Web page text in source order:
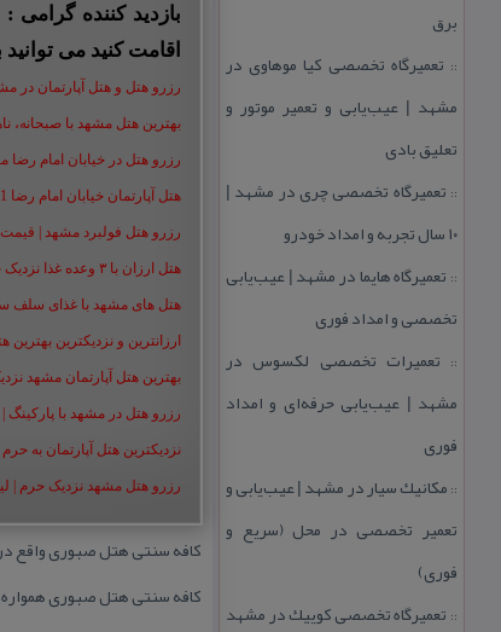
برق
:: تعمیرگاه تخصصی كیا موهاوی در
مشهد | عیب‌یابی و تعمیر موتور و
تعلیق بادی
:: تعمیرگاه تخصصی چری در مشهد |
۱۰ سال تجربه و امداد خودرو
:: تعمیرگاه هایما در مشهد | عیب‌یابی
تخصصی و امداد فوری
:: تعمیرات تخصصی لكسوس در
مشهد | عیب‌یابی حرفه‌ای و امداد
فوری
:: مكانیك سیار در مشهد | عیب‌یابی و
تعمیر تخصصی در محل (سریع و
فوری)
:: تعمیرگاه تخصصی كوییك در مشهد
بازدید کننده
اقامت کنید می
رزرو هتل و هتل آپارتمان در
بهترین هتل مشهد با صبحانه،
رزرو هتل در خیابان امام رضا مشهد | هتل‌
هتل آپارتمان خیابان امام رضا 1، 2، 3، 5،8 ،16 | تا 90 % تخفیف
رزرو هتل فولبرد مشهد | قیمت و
هتل ارزان با ۳ وعده غذا نزدیک حرم امام رضا | رزرو هتل ارزان مشهد+50%
هتل های مشهد با غذای سلف
ارزانترین و نزدیکترین بهترین
بهترین هتل آپارتمان مشهد نزدیک
رزرو هتل در مشهد با پارکینگ |
نزدیکترین هتل آپارتمان به
رزرو هتل مشهد نزدیک حرم |
كافه سنتی هتل صبوری واقع
كافه سنتی هتل صبوری همواره